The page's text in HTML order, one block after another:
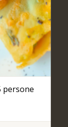
persone